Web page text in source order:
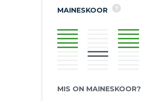
MAINESKOOR ?
MIS ON MAINESKOOR?